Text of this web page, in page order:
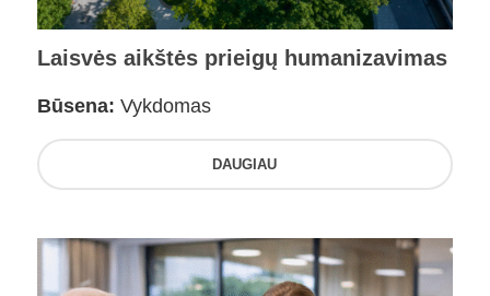
Laisvės aikštės prieigų humanizavimas
Būsena: Vykdomas
DAUGIAU